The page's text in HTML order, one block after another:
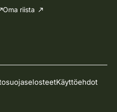
Oma riista
Käyttöehdot